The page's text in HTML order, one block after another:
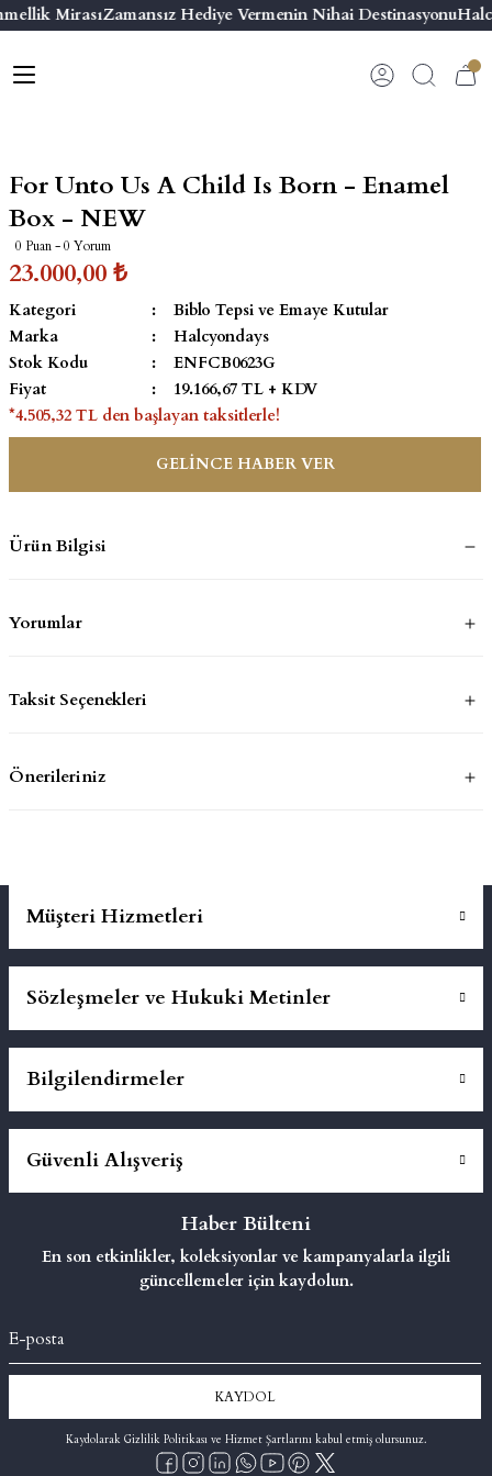
MirasıZamansız Hediye Vermenin Nihai Destinasyonu
Geri Dön
Geri Dön
Mum
Geri Dön
Yivli Kabaşon Bilezik
Geri Dön
Seriler
Elephant
For Unto Us A Child Is Born - Enamel
Box - NEW
0 Puan - 0 Yorum
23.000,00 ₺
Kategori
Biblo Tepsi ve Emaye Kutular
Marka
Halcyondays
Stok Kodu
ENFCB0623G
Fiyat
19.166,67 TL + KDV
*4.505,32 TL den başlayan taksitlerle!
GELİNCE HABER VER
Ürün Bilgisi
Yorumlar
Taksit Seçenekleri
Önerileriniz
Müşteri Hizmetleri
Sözleşmeler ve Hukuki Metinler
Bilgilendirmeler
Güvenli Alışveriş
Haber Bülteni
En son etkinlikler, koleksiyonlar ve kampanyalarla ilgili
güncellemeler için kaydolun.
KAYDOL
Kaydolarak Gizlilik Politikası ve Hizmet Şartlarını kabul etmiş olursunuz.